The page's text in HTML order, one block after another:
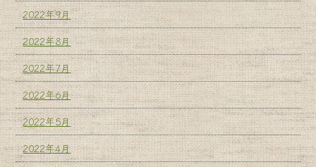
2022年9月
2022年8月
2022年7月
2022年6月
2022年5月
2022年4月